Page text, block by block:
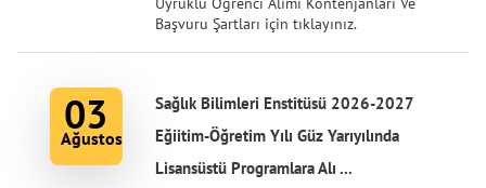
Başvuru Şartları için tıklayınız.
03
Ağustos
Sağlık Bilimleri Enstitüsü 2026-2027
Eğiitim-Öğretim Yılı Güz Yarıyılında
Lisansüstü Programlara Alı ...